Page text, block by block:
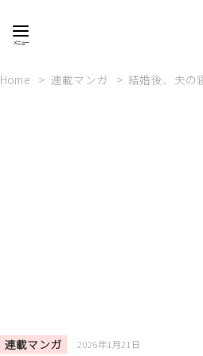
Home 連載マンガ 結婚後、夫の
連載マンガ 2026年1月21日